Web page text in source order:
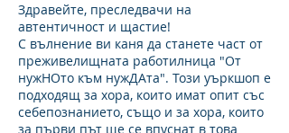
Здравейте, преследвачи на
автентичност и щастие!
С вълнение ви каня да станете част от
преживелищната работилница "От
нужНОто към нужДАта". Този уъркшоп е
подходящ за хора, които имат опит със
себепознанието, също и за хора, които
за първи път ще се впуснат в това